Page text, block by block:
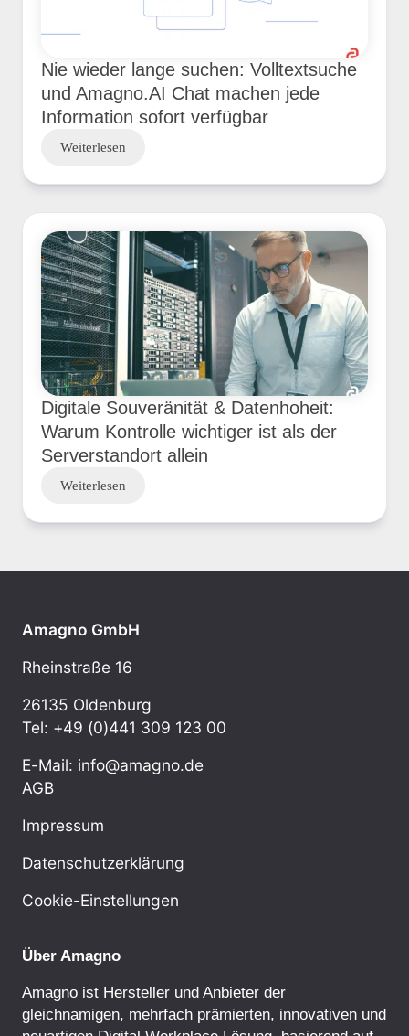
Nie wieder lange suchen: Volltextsuche
und Amagno.AI Chat machen jede
Information sofort verfügbar
Weiterlesen
Digitale Souveränität & Datenhoheit:
Warum Kontrolle wichtiger ist als der
Serverstandort allein
Weiterlesen
Amagno GmbH
Rheinstraße 16
26135 Oldenburg
Tel: +49 (0)441 309 123 00
E-Mail: info@amagno.de
AGB
Impressum
Datenschutzerklärung
Cookie-Einstellungen
Über Amagno
Amagno ist Hersteller und Anbieter der
gleichnamigen, mehrfach prämierten, innovativen und